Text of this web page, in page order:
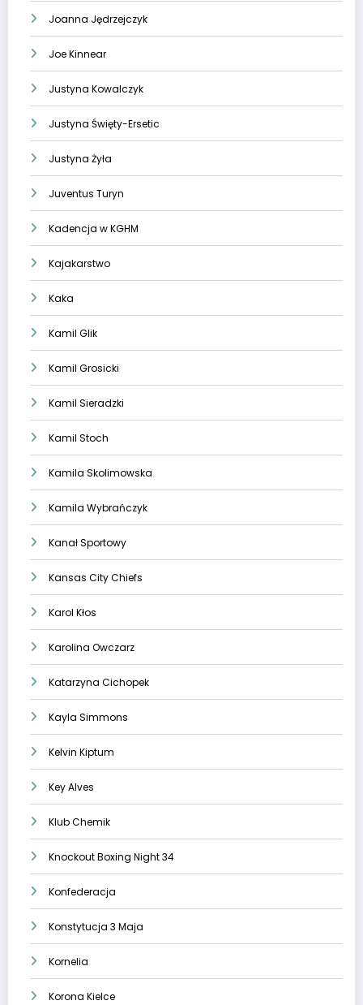
Joanna Jędrzejczyk
Joe Kinnear
Justyna Kowalczyk
Justyna Święty-Ersetic
Justyna Żyła
Juventus Turyn
Kadencja w KGHM
Kajakarstwo
Kaka
Kamil Glik
Kamil Grosicki
Kamil Sieradzki
Kamil Stoch
Kamila Skolimowska
Kamila Wybrańczyk
Kanał Sportowy
Kansas City Chiefs
Karol Kłos
Karolina Owczarz
Katarzyna Cichopek
Kayla Simmons
Kelvin Kiptum
Key Alves
Klub Chemik
Knockout Boxing Night 34
Konfederacja
Konstytucja 3 Maja
Kornelia
Korona Kielce